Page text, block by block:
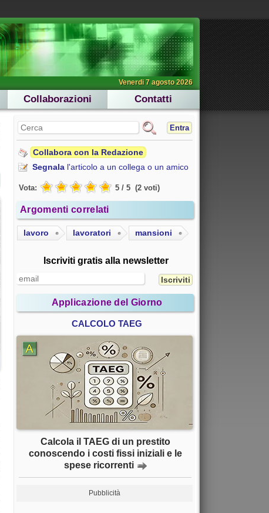
Venerdi 7 agosto 2026
Collaborazioni Contatti
Entra
Collabora con la Redazione
Segnala l'articolo a un collega o un amico
Vota: 5 / 5 (2 voti)
Argomenti correlati
lavoro lavoratori mansioni
Iscriviti gratis alla newsletter
Applicazione del Giorno
CALCOLO TAEG
Calcola il TAEG di un prestito
conoscendo i costi fissi iniziali e le
spese ricorrenti
Pubblicità